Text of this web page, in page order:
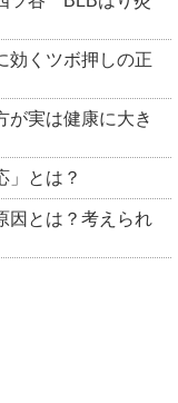
ル 1F
00
」